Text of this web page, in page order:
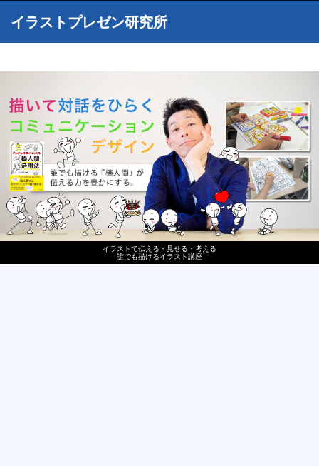
イラストで伝える・見せる・考える
誰でも描けるイラスト講座
イラストプレゼン研究所